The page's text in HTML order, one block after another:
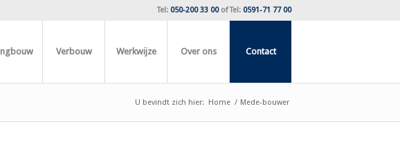
Tel: 050-200 33 00ofTel: 0591-71 77 00
Verbouw Werkwijze Over ons Contact
U bevindt zich hier: Home / Mede-bouwer